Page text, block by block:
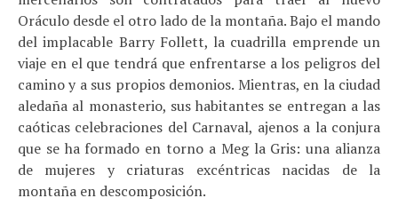
Oráculo desde el otro lado de la montaña. Bajo el mando
del implacable Barry Follett, la cuadrilla emprende un
viaje en el que tendrá que enfrentarse a los peligros del
camino y a sus propios demonios. Mientras, en la ciudad
aledaña al monasterio, sus habitantes se entregan a las
caóticas celebraciones del Carnaval, ajenos a la conjura
que se ha formado en torno a Meg la Gris: una alianza
de mujeres y criaturas excéntricas nacidas de la
montaña en descomposición.